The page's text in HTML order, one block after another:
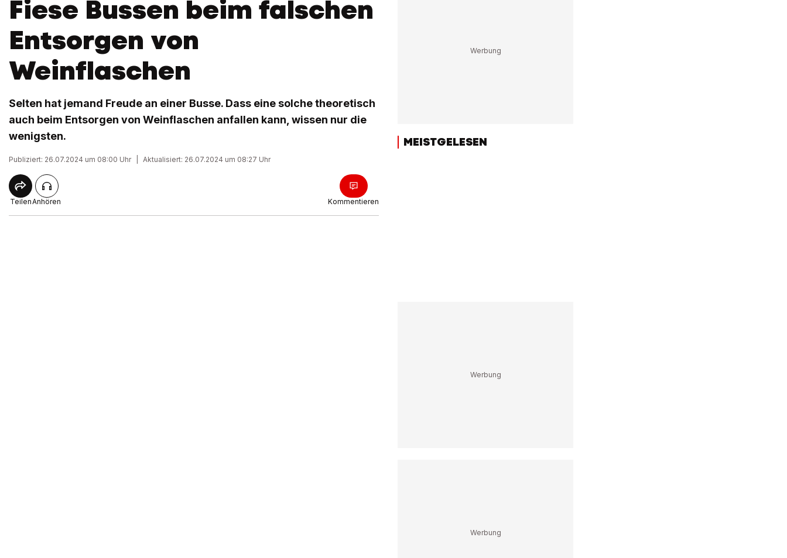
Fiese Bussen beim falschen
Entsorgen von
Weinflaschen
Selten hat jemand Freude an einer Busse. Dass eine solche theoretisch
auch beim Entsorgen von Weinflaschen anfallen kann, wissen nur die
wenigsten.
Publiziert: 26.07.2024 um 08:00 Uhr Aktualisiert: 26.07.2024 um 08:27 Uhr
TeilenAnhören Kommentieren
MEISTGELESEN